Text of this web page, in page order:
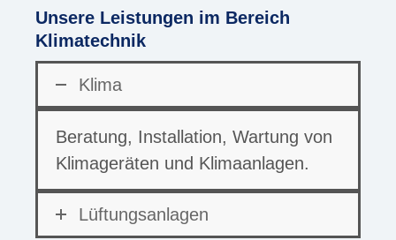
Unsere Leistungen im Bereich
Klimatechnik
Klima
Beratung, Installation, Wartung von
Klimageräten und Klimaanlagen.
Lüftungsanlagen